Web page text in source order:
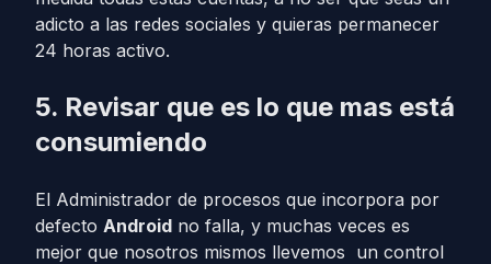
adicto a las redes sociales y quieras permanecer
24 horas activo.
5. Revisar que es lo que mas está
consumiendo
El Administrador de procesos que incorpora por
defecto Android no falla, y muchas veces es
mejor que nosotros mismos llevemos un control